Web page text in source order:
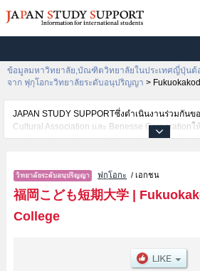
ข้อมูลมหาวิทยาลัย,บัณฑิตวิทยาลัยในประเทศญี่ปุ่นต้
จาก ฟุกุโอกะวิทยาลัยระดับอนุปริญญา >
JAPAN STUDY SUPPORTซึ่งดำเนินงานร่วมกันข
Cultural Association และ Benesse Corporation
ระดับมหาวิทยาลัย・บัณฑิตวิทยาลัย・วิทยาลัยระ
นักศึกษาต่างชาติเช่นข้อมูลของแต่ละคณะ,ข้อมูลกา
จำนวนคนที่รับสมัครหรือจำนวนคนที่ผ่านการสอบคัด
ที่,การเดินทางเป็นต้นไว้ด้วยดังนั้นขอเชิญใช้บริกา
ฟุกุโอกะ / เอกชน
福岡こども短期大学|
College